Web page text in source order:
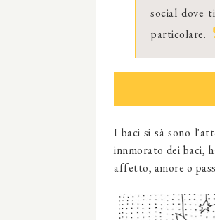
social dove
particolare.
I baci si sà sono
innmorato dei baci,
affetto, amore o